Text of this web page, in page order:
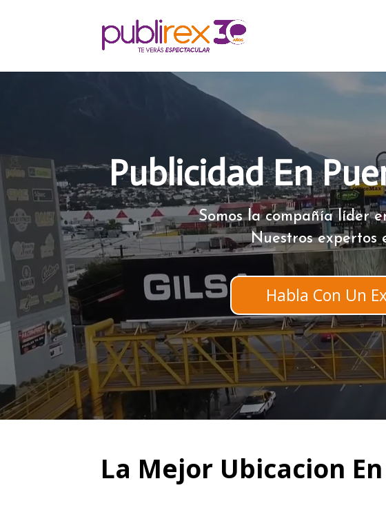
Publicidad En
Somos la compañía líder
Nuestros
Habla Con Un
La Mejor Ubicacion